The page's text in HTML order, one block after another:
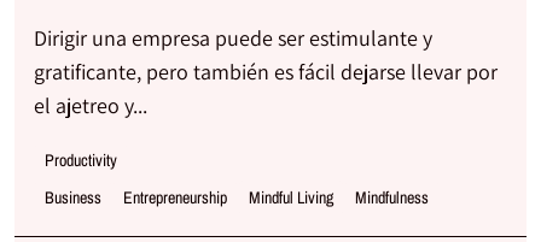
Dirigir una empresa puede ser estimulante y
gratificante, pero también es fácil dejarse llevar por
el ajetreo y...
Business Entrepreneurship Mindful Living Mindfulness
Productivity